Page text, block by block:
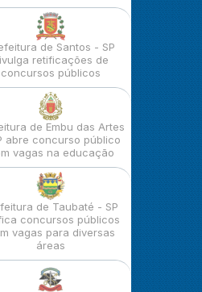
de Santos - SP
retificações de
concursos públicos
de Embu das Artes
abre concurso público
vagas na educação
de Taubaté - SP
concursos públicos
vagas para diversas
áreas